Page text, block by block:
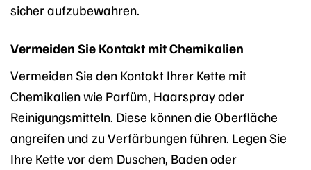
sicher aufzubewahren.
Vermeiden Sie Kontakt mit Chemikalien
Vermeiden Sie den Kontakt Ihrer Kette mit
Chemikalien wie Parfüm, Haarspray oder
Reinigungsmitteln. Diese können die Oberfläche
angreifen und zu Verfärbungen führen. Legen Sie
Ihre Kette vor dem Duschen, Baden oder